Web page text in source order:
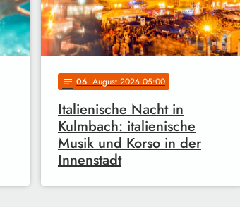
notes 06. August 2026 05:00
Italienische Nacht in
Kulmbach: italienische
Musik und Korso in der
Innenstadt